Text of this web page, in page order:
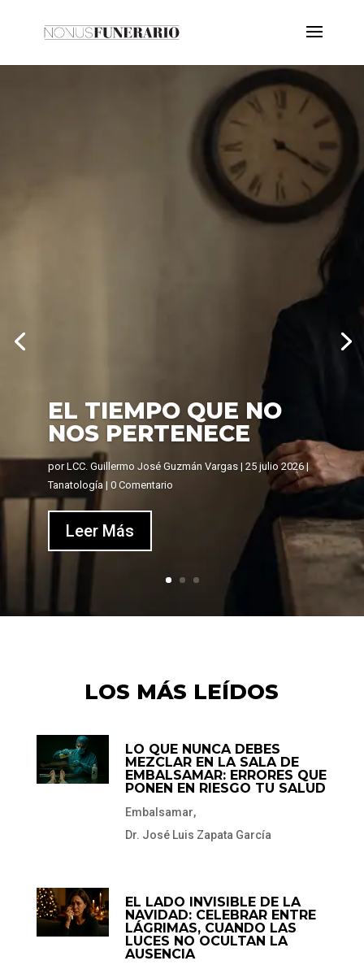
EL TIEMPO QUE NO
NOS PERTENECE
porLCC. Guillermo José Guzmán Vargas| 25 julio 2026|
Tanatología | 0 Comentario
Leer Más
LOS MÁS LEÍDOS
LO QUE NUNCA DEBES
MEZCLAR EN LA SALA DE
EMBALSAMAR: ERRORES QUE
PONEN EN RIESGO TU SALUD
Embalsamar,
Dr. José Luis Zapata García
EL LADO INVISIBLE DE LA
NAVIDAD: CELEBRAR ENTRE
LÁGRIMAS, CUANDO LAS
LUCES NO OCULTAN LA
AUSENCIA